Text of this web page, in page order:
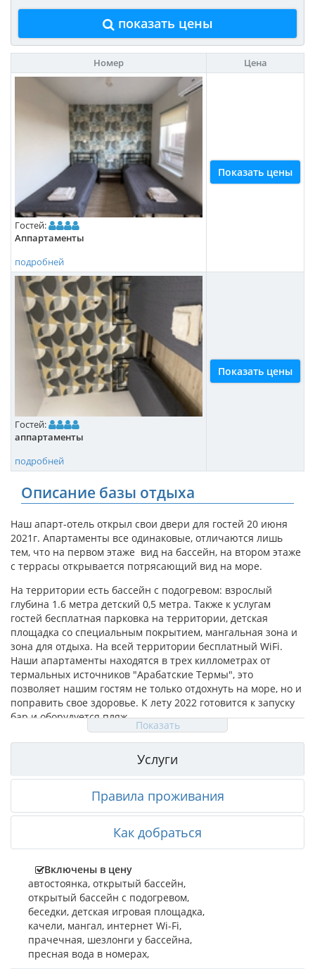
показать цены
Номер Цена
Гостей:
Аппартаменты
подробней
Показать цены
Гостей:
аппартаменты
подробней
Показать цены
Описание базы отдыха
Наш апарт-отель открыл свои двери для гостей 20 июня
2021г. Апартаменты все одинаковые, отличаются лишь
тем, что на первом этаже вид на бассейн, на втором этаже
с террасы открывается потрясающий вид на море.
На территории есть бассейн с подогревом: взрослый
глубина 1.6 метра детский 0,5 метра. Также к услугам
гостей бесплатная парковка на территории, детская
площадка со специальным покрытием, мангальная зона и
зона для отдыха. На всей территории бесплатный WiFi.
Наши апартаменты находятся в трех киллометрах от
термальных источников "Арабатские Термы", это
позволяет нашим гостям не только отдохнуть на море, но и
поправить свое здоровье. К лету 2022 готовится к запуску
бар и оборудуется пляж.
Показать
Услуги
Правила проживания
Как добраться
Включены в цену
автостоянка, открытый бассейн,
открытый бассейн с подогревом,
беседки, детская игровая площадка,
качели, мангал, интернет Wi-Fi,
прачечная, шезлонги у бассейна,
пресная вода в номерах,